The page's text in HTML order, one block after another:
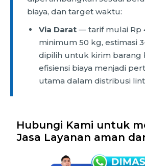
biaya, dan target waktu:
Via Darat — tarif mulai Rp
minimum 50 kg, estimasi
dipilih untuk kirim barang
efisiensi biaya menjadi
utama dalam distribusi
Hubungi Kami untuk
Jasa Layanan aman